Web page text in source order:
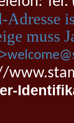
Adresse
muss